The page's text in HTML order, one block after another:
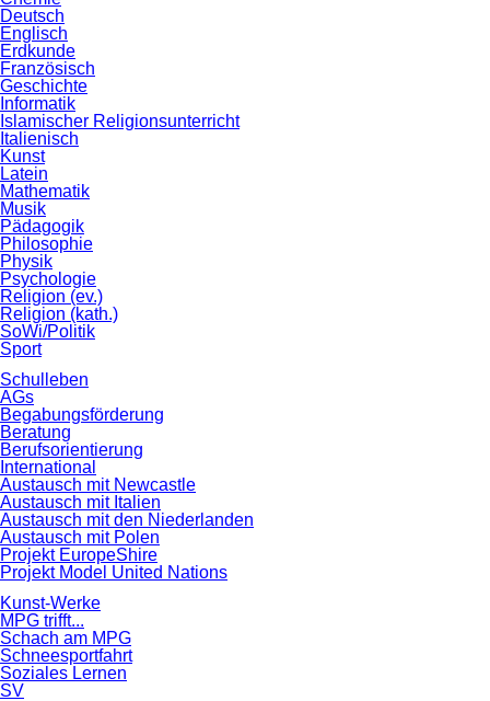
Deutsch
Englisch
Erdkunde
Französisch
Geschichte
Informatik
Islamischer Religionsunterricht
Italienisch
Kunst
Latein
Mathematik
Musik
Pädagogik
Philosophie
Physik
Psychologie
Religion (ev.)
Religion (kath.)
SoWi/Politik
Sport
Schulleben
AGs
Begabungsförderung
Beratung
Berufsorientierung
International
Austausch mit Newcastle
Austausch mit Italien
Austausch mit den Niederlanden
Austausch mit Polen
Projekt EuropeShire
Projekt Model United Nations
Kunst-Werke
MPG trifft...
Schach am MPG
Schneesportfahrt
Soziales Lernen
SV